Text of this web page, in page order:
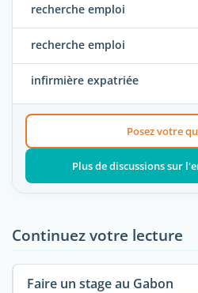
recherche emploi
recherche emploi
infirmière expatriée
Posez votre
Plus de discussions sur
Continuez votre lecture
Faire un stage au Gabon